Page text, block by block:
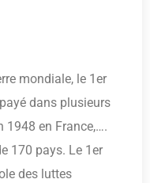
mondiale, le 1er
dans plusieurs
1948 en France,….
170 pays. Le 1er
des luttes